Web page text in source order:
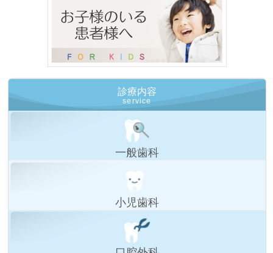
診療内容
service
一般歯科
小児歯科